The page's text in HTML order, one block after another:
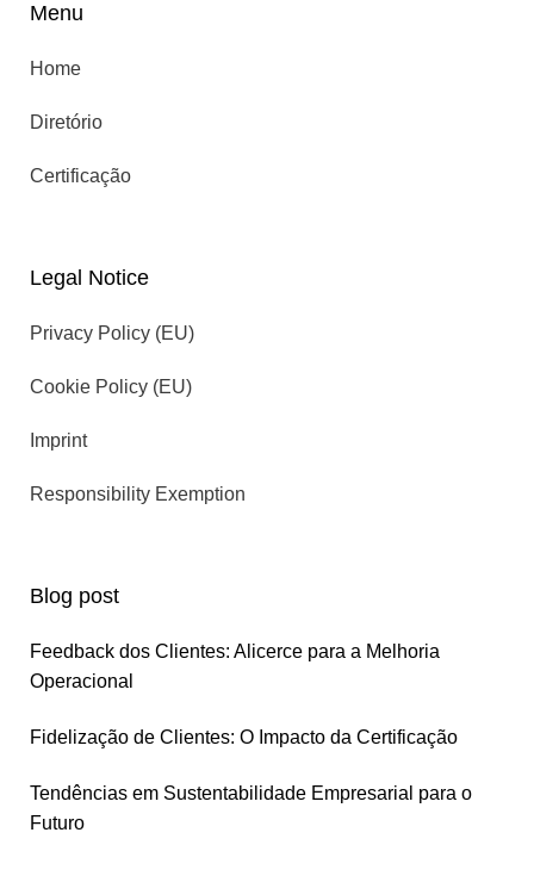
Menu
Home
Diretório
Certificação
Legal Notice
Privacy Policy (EU)
Cookie Policy (EU)
Imprint
Responsibility Exemption
Blog post
Feedback dos Clientes: Alicerce para a Melhoria
Operacional
Fidelização de Clientes: O Impacto da Certificação
Tendências em Sustentabilidade Empresarial para o
Futuro